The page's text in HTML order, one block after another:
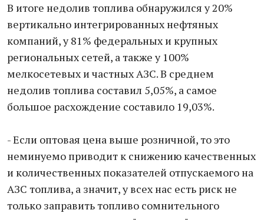
В итоге недолив топлива обнаружился у 20%
вертикально интегрированных нефтяных
компаний, у 81% федеральных и крупных
региональных сетей, а также у 100%
мелкосетевых и частных АЗС. В среднем
недолив топлива составил 5,05%, а самое
большое расхождение составило 19,03%.
- Если оптовая цена выше розничной, то это
неминуемо приводит к снижению качественных
и количественных показателей отпускаемого на
АЗС топлива, а значит, у всех нас есть риск не
только заправить топливо сомнительного